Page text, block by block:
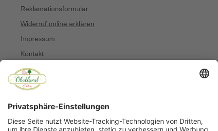
Reklamationsformular
Widerruf online erklären
Impressum
Kontakt
Über uns
Allergiker
© Copyright 2022 Obstland Ehlers